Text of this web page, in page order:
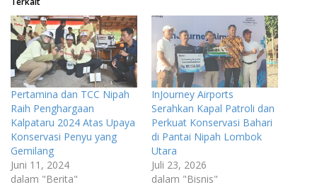
Pertamina dan TCC Nipah
Raih Penghargaan
Kalpataru 2024 Atas Upaya
Konservasi Penyu yang
Gemilang
Juni 11, 2024
dalam "Berita"
InJourney Airports
Serahkan Kapal Patroli dan
Perkuat Konservasi Bahari
di Pantai Nipah Lombok
Utara
Juli 23, 2026
dalam "Bisnis"